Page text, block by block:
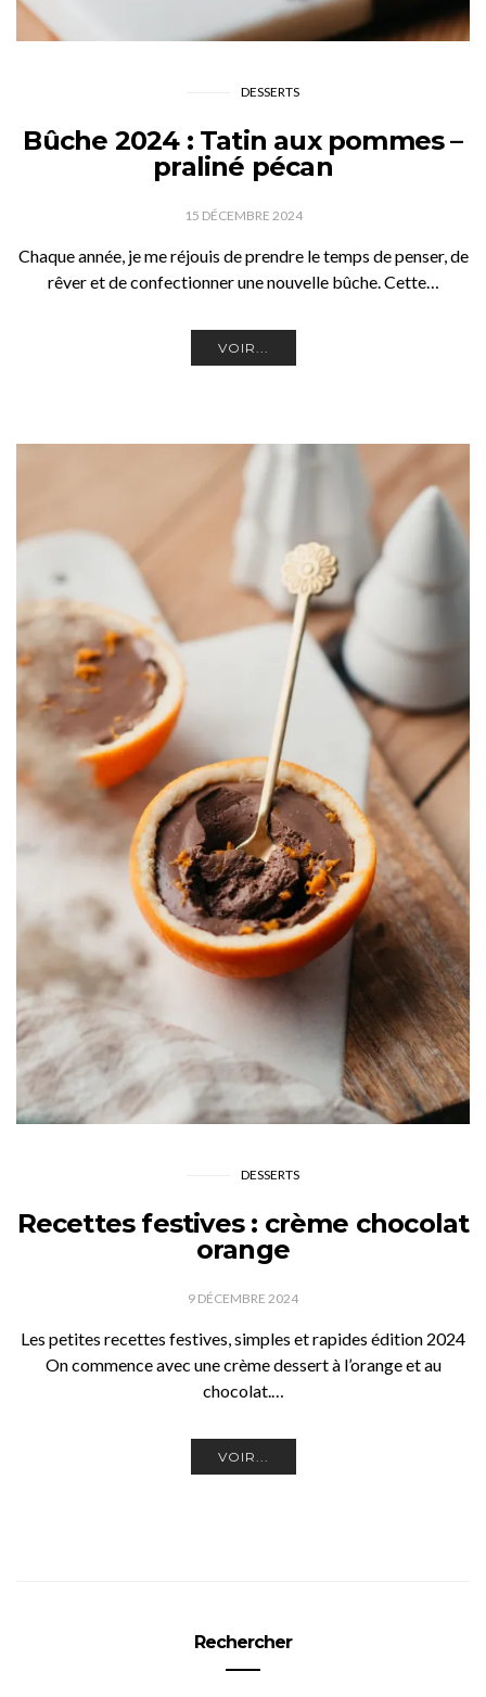
DESSERTS
Bûche 2024 : Tatin aux pommes –
praliné pécan
15 DÉCEMBRE 2024
Chaque année, je me réjouis de prendre le temps de penser, de
rêver et de confectionner une nouvelle bûche. Cette…
VOIR...
DESSERTS
Recettes festives : crème chocolat
orange
9 DÉCEMBRE 2024
Les petites recettes festives, simples et rapides édition 2024
On commence avec une crème dessert à l’orange et au
chocolat.…
VOIR...
Rechercher